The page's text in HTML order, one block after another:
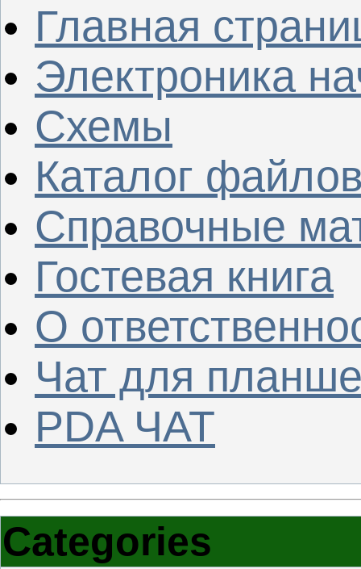
Главная
Электроника
Схемы
Каталог
Справочные
Гостевая книга
О
Чат для
PDA ЧАТ
Categories